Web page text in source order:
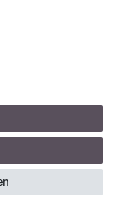
Rechte vorbehalten /